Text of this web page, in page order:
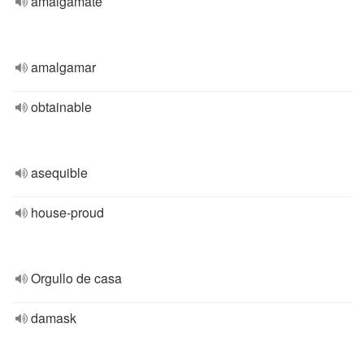
amalgamar
obtainable
asequible
house-proud
Orgullo de casa
damask